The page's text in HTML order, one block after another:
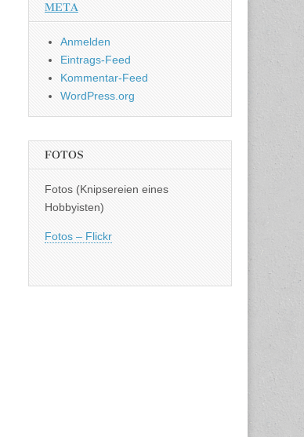
META
Anmelden
Eintrags-Feed
Kommentar-Feed
WordPress.org
FOTOS
Fotos (Knipsereien eines
Hobbyisten)
Fotos – Flickr